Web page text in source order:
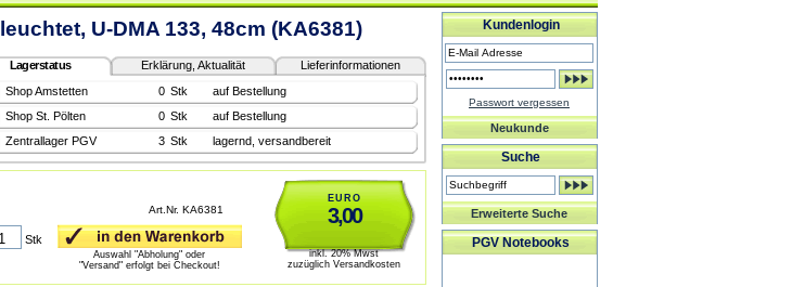
U-DMA 133, 48cm (KA6381)
Lagerstatus Erklärung, Aktualität
Lieferinformationen
Shop Amstetten
0 Stk
auf Bestellung
Shop St. Pölten
0 Stk
auf Bestellung
Zentrallager PGV
3 Stk lagernd, versandbereit
EURO
3,00
inkl. 20% Mwst
zuzüglich Versandkosten
Art.Nr. KA6381
Stk
Auswahl "Abholung" oder
"Versand" erfolgt bei Checkout!
Kundenlogin
Passwort vergessen
Neukunde
Suche
Erweiterte Suche
PGV Notebooks